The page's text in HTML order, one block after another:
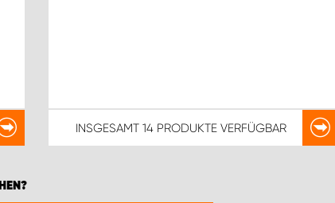
INSGESAMT14 PRODUKTE VERFÜGBAR